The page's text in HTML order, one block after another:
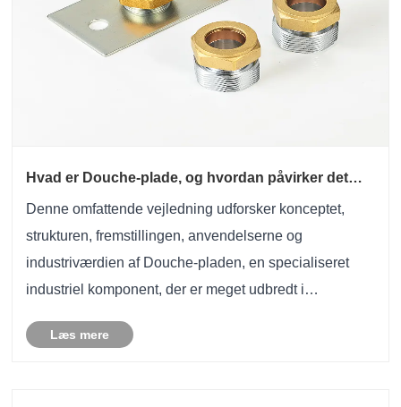
Hvad er Douche-plade, og hvordan påvirker det
Denne omfattende vejledning udforsker konceptet,
strukturen, fremstillingen, anvendelserne og
industriværdien af ​​Douche-pladen, en specialiseret
industriel komponent, der er meget udbredt i
metalfremstillingsmiljøer. Artiklen omhandler
Læs mere